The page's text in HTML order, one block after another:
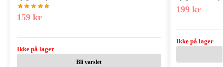
159 kr
Ikke på lager
Bli varslet
199 kr
Ikke på lager